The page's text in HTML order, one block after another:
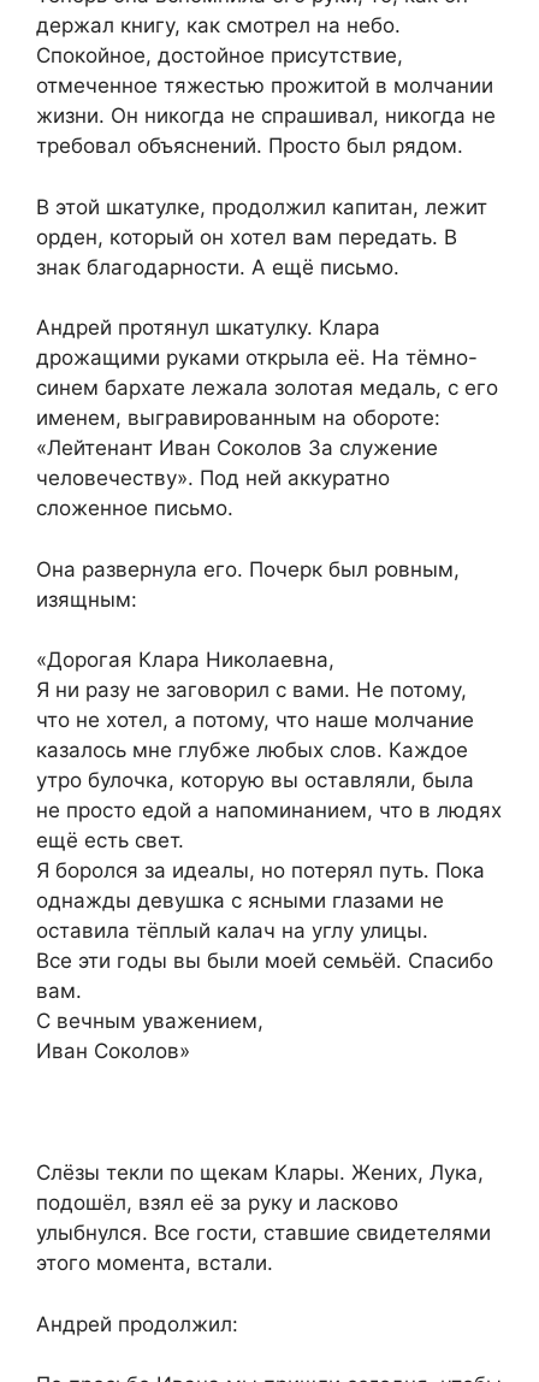
держал книгу, как смотрел на небо.
Спокойное, достойное присутствие,
отмеченное тяжестью прожитой в молчании
жизни. Он никогда не спрашивал, никогда не
требовал объяснений. Просто был рядом.
В этой шкатулке, продолжил капитан, лежит
орден, который он хотел вам передать. В
знак благодарности. А ещё письмо.
Андрей протянул шкатулку. Клара
дрожащими руками открыла её. На тёмно-
синем бархате лежала золотая медаль, с его
именем, выгравированным на обороте:
«Лейтенант Иван Соколов За служение
человечеству». Под ней аккуратно
сложенное письмо.
Она развернула его. Почерк был ровным,
изящным:
«Дорогая Клара Николаевна,
Я ни разу не заговорил с вами. Не потому,
что не хотел, а потому, что наше молчание
казалось мне глубже любых слов. Каждое
утро булочка, которую вы оставляли, была
не просто едой а напоминанием, что в людях
ещё есть свет.
Я боролся за идеалы, но потерял путь. Пока
однажды девушка с ясными глазами не
оставила тёплый калач на углу улицы.
Все эти годы вы были моей семьёй. Спасибо
вам.
С вечным уважением,
Иван Соколов»
Слёзы текли по щекам Клары. Жених, Лука,
подошёл, взял её за руку и ласково
улыбнулся. Все гости, ставшие свидетелями
этого момента, встали.
Андрей продолжил: